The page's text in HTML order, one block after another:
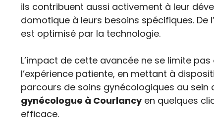
ils contribuent aussi activement à leur
domotique à leurs besoins spécifiques. De l’
est optimisé par la technologie.
L’impact de cette avancée ne se limite
l’expérience patiente, en mettant à
parcours de soins gynécologiques au sein
gynécologue à Courlancyen quelques
efficace.